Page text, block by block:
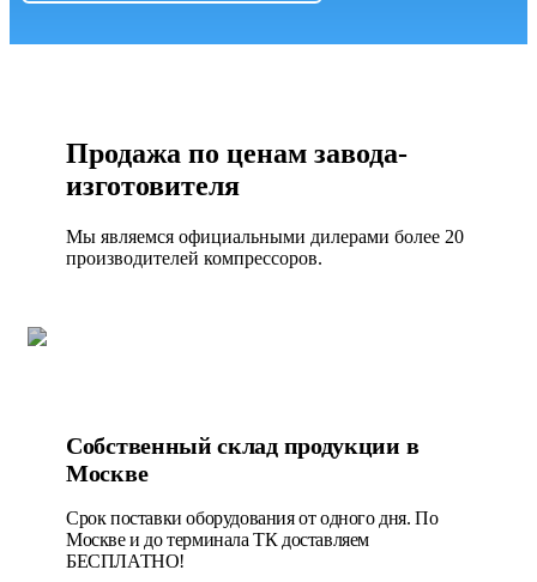
Продажа по ценам завода-
изготовителя
Мы являемся официальными дилерами более 20
производителей компрессоров.
Собственный склад продукции в
Москве
Срок поставки оборудования от одного дня. По
Москве и до терминала ТК доставляем
БЕСПЛАТНО!